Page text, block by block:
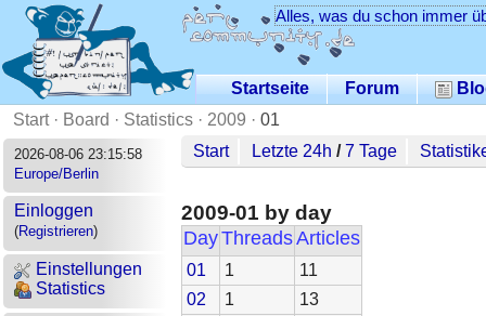
Alles, was du schon immer
Startseite Forum
Start· Board · Statistics · 2009 · 01
2026-08-06 23:15:58
Europe/Berlin
Einloggen
(Registrieren)
Einstellungen
Statistics
Start Letzte 24h /7 Tage
2009-01 by day
DayThreadsArticles
01 1
11
02
1
13